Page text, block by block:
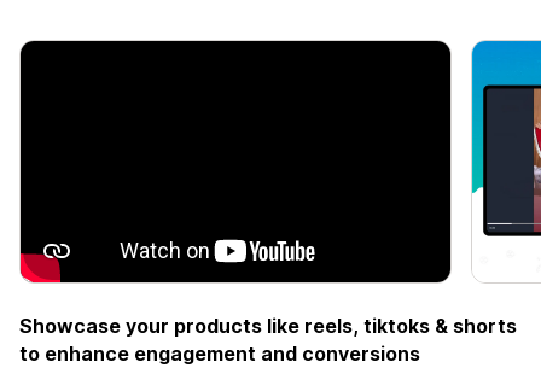
Showcase your products like reels, tiktoks & shorts
to enhance engagement and conversions